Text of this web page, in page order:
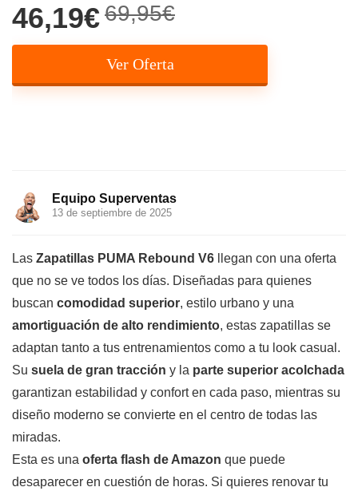
46,19€69,95€
Ver Oferta
Equipo Superventas
13 de septiembre de 2025
Las Zapatillas PUMA Rebound V6 llegan con una oferta
que no se ve todos los días. Diseñadas para quienes
buscan comodidad superior, estilo urbano y una
amortiguación de alto rendimiento, estas zapatillas se
adaptan tanto a tus entrenamientos como a tu look casual.
Su suela de gran tracción y la parte superior acolchada
garantizan estabilidad y confort en cada paso, mientras su
diseño moderno se convierte en el centro de todas las
miradas.
Esta es una oferta flash de Amazon que puede
desaparecer en cuestión de horas. Si quieres renovar tu